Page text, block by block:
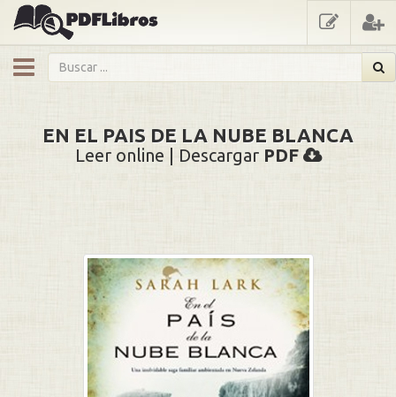
showmenu
EN EL PAIS DE LA NUBE BLANCA
Leer online | Descargar PDF